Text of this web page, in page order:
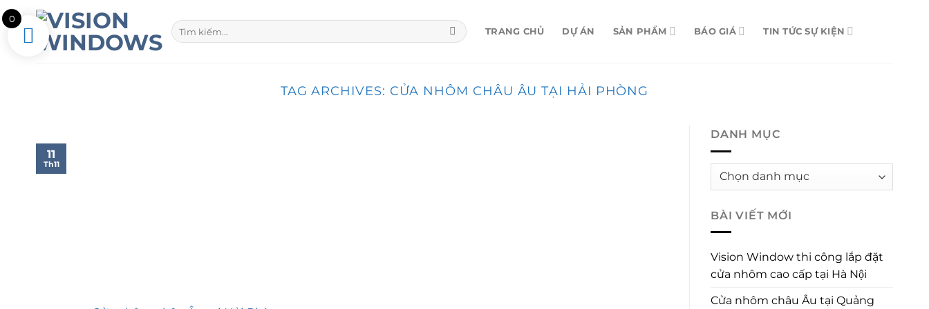
Skip
to
content
Tìm
kiếm:
TRANG CHỦ DỰ ÁN SẢN PHẨM BÁO GIÁ TIN TỨC SỰ KIỆN
TAG ARCHIVES: CỬA NHÔM CHÂU ÂU TẠI HẢI PHÒNG
11
Th11
DANH MỤC
Danh
BÀI VIẾT MỚI
Vision Window thi công lắp đặt
cửa nhôm cao cấp tại Hà Nội
Cửa nhôm châu Âu tại Quảng
0